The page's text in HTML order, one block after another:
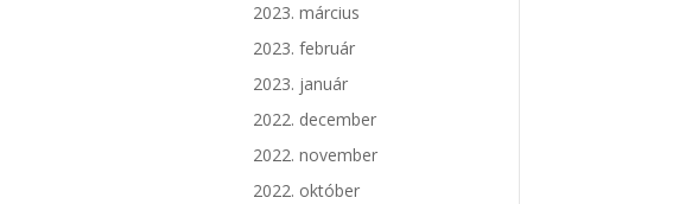
2023. március
2023. február
2023. január
2022. december
2022. november
2022. október